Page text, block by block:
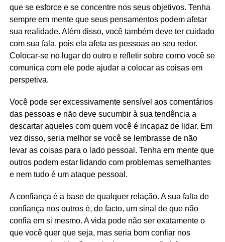
que se esforce e se concentre nos seus objetivos. Tenha
sempre em mente que seus pensamentos podem afetar
sua realidade. Além disso, você também deve ter cuidado
com sua fala, pois ela afeta as pessoas ao seu redor.
Colocar-se no lugar do outro e refletir sobre como você se
comunica com ele pode ajudar a colocar as coisas em
perspetiva.
Você pode ser excessivamente sensível aos comentários
das pessoas e não deve sucumbir à sua tendência a
descartar aqueles com quem você é incapaz de lidar. Em
vez disso, seria melhor se você se lembrasse de não
levar as coisas para o lado pessoal. Tenha em mente que
outros podem estar lidando com problemas semelhantes
e nem tudo é um ataque pessoal.
A confiança é a base de qualquer relação. A sua falta de
confiança nos outros é, de facto, um sinal de que não
confia em si mesmo. A vida pode não ser exatamente o
que você quer que seja, mas seria bom confiar nos